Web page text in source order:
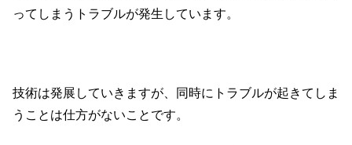
ってしまうトラブルが発生しています。
技術は発展していきますが、同時にトラブルが起きてしま
うことは仕方がないことです。